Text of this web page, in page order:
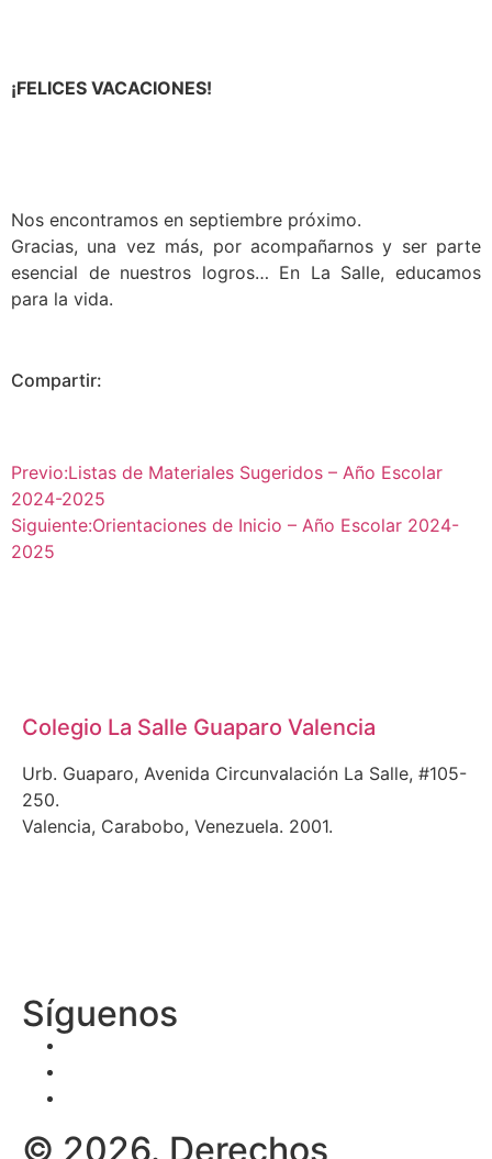
¡FELICES VACACIONES!
Nos encontramos en septiembre próximo.
Gracias, una vez más, por acompañarnos y ser parte
esencial de nuestros logros… En La Salle, educamos
para la vida.
Compartir:
Previo:Listas de Materiales Sugeridos – Año Escolar
2024-2025
Siguiente:Orientaciones de Inicio – Año Escolar 2024-
2025
Colegio La Salle Guaparo Valencia
Urb. Guaparo, Avenida Circunvalación La Salle, #105-
250.
Valencia, Carabobo, Venezuela. 2001.
Síguenos
© 2026. Derechos